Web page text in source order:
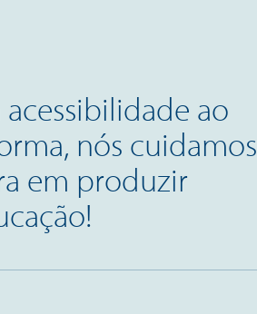
ao
nós cuidamos
em produzir